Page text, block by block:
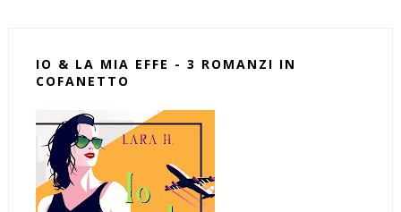
IO & LA MIA EFFE - 3 ROMANZI IN
COFANETTO